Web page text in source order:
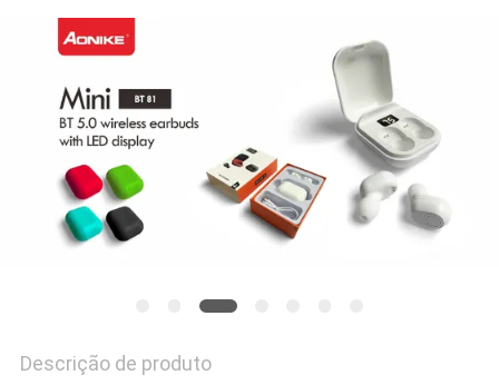
Descrição de produto